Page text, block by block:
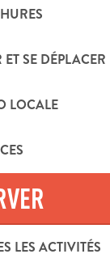
SE DÉPLACER
LOCALE
LES ACTIVITÉS